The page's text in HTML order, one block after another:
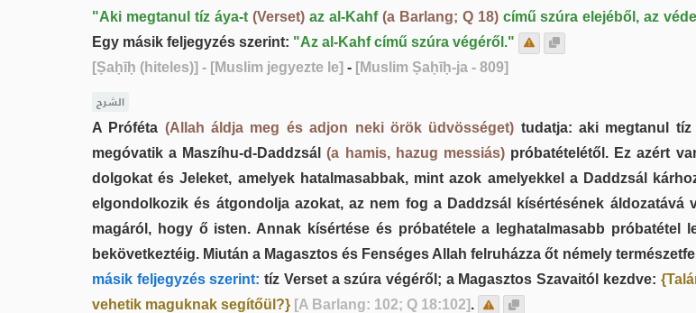
"Aki megtanul tíz áya-t (Verset)az al-Kahf (a Barlang; Q 18)című szúra elejéből, az
Egy másik feljegyzés szerint: "Az al-Kahf című szúra végéről."
[Ṣaḥīḥ (hiteles)] - [Muslim jegyezte le] - [Muslim Ṣaḥīḥ-ja - 809]
الشرح
A Próféta (Allah áldja meg és adjon neki örök üdvösséget) tudatja: aki megtanul
megóvatik a Maszíhu-d-Daddzsál(a hamis, hazug messiás)próbatételétől. Ez azért
dolgokat és Jeleket, amelyek hatalmasabbak, mint azok amelyekkel a Daddzsál
elgondolkozik és átgondolja azokat, az nem fog a Daddzsál kísértésének
magáról, hogy ő isten. Annak kísértése és próbatétele a leghatalmasabb próbatétel
bekövetkeztéig. Miután a Magasztos és Fenséges Allah felruházza őt némely
másik feljegyzés szerint: tíz Verset a szúra végéről; a Magasztos Szavaitól kezdve:
vehetik maguknak segítőül?} [A Barlang: 102; Q 18:102].